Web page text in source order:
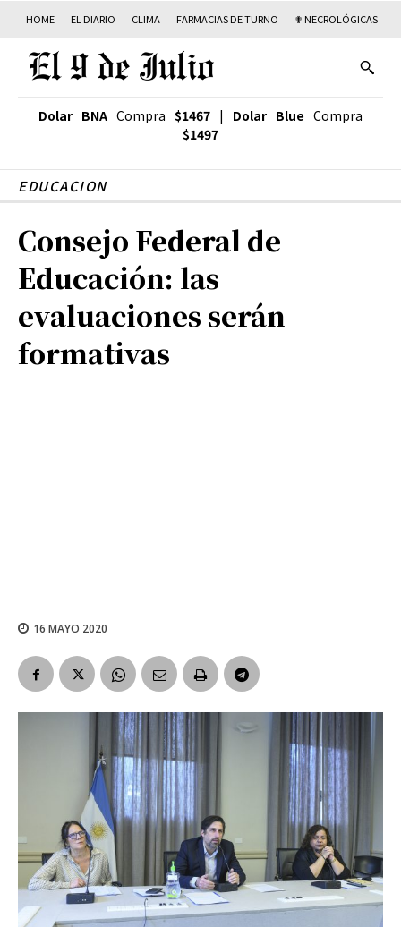
HOME EL DIARIO CLIMA FARMACIAS DE TURNO ✟ NECROLÓGICAS
Dolar BNA Compra $1467 | Dolar Blue Compra
$1497
EDUCACION
Consejo Federal de
Educación: las
evaluaciones serán
formativas
16 MAYO 2020